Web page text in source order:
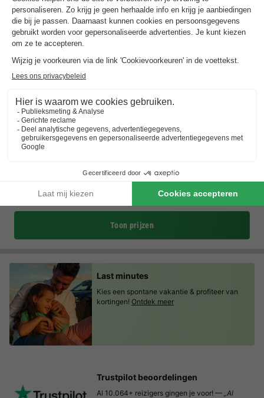
Vodatent Camping Amable
Noord-brabant,Someren (17,3 km van Valkenswaard)
9.5 Uitstekend
Gratis WiFi & luxe tenten
Rustige, groene omgeving
Sports & games for everyone
Toon prijzen
Last minutes
Kies een spontane vakantie & profiteer van
kortingen! Ontdek meer
Trustpilot beoordelingen
Al 10.064+ reizigers gingen je voor! — „Al